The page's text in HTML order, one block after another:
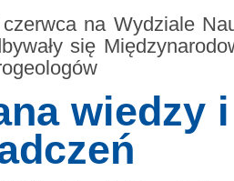
na Wydziale
się
wiedzy i